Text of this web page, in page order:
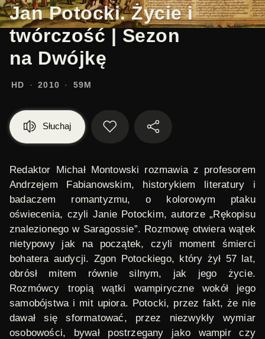
Jan Potocki. Życie i
twórczość | Sezon
na Dwójkę
HD 2010 59M
Słuchaj
Redaktor Michał Montowski rozmawia z profesorem
Andrzejem Fabianowskim, historykiem literatury i
badaczem romantyzmu, o kolorowym ptaku
oświecenia, czyli Janie Potockim, autorze „Rękopisu
znalezionego w Saragossie”. Rozmowę otwiera wątek
nietypowy jak na początek, czyli moment śmierci
bohatera audycji. Zgon Potockiego, który żył 57 lat,
obrósł mitem równie silnym, jak jego życie.
Rozmówcy tropią wątki wampiryczne wokół jego
samobójstwa i mit upiora. Potocki, przez fakt, że nie
dawał się sformatować, przez niezwykły wymiar
osobowości, bywał postrzegany jako wampir czy